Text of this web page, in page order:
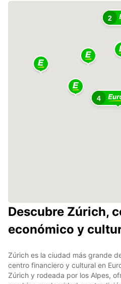
4
2
Descubre Zúrich,
económico y
Zúrich es la ciudad más grande
centro financiero y cultural en
Zúrich y rodeada por los Alpes,